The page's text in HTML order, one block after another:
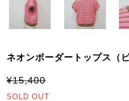
ネオンボーダートップス（
¥15,400
SOLD OUT